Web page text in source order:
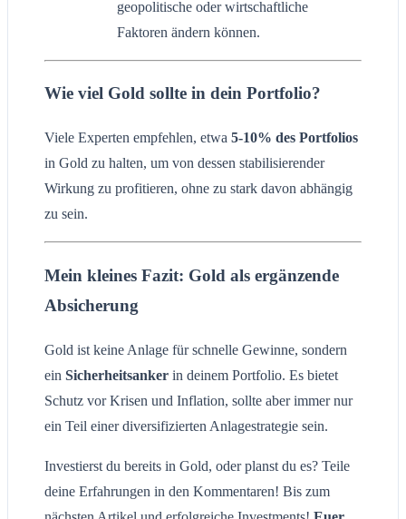
geopolitische oder wirtschaftliche
Faktoren ändern können.
Wie viel Gold sollte in dein Portfolio?
Viele Experten empfehlen, etwa 5-10% des Portfolios
in Gold zu halten, um von dessen stabilisierender
Wirkung zu profitieren, ohne zu stark davon abhängig
zu sein.
Mein kleines Fazit: Gold als ergänzende
Absicherung
Gold ist keine Anlage für schnelle Gewinne, sondern
ein Sicherheitsanker in deinem Portfolio. Es bietet
Schutz vor Krisen und Inflation, sollte aber immer nur
ein Teil einer diversifizierten Anlagestrategie sein.
Investierst du bereits in Gold, oder planst du es? Teile
deine Erfahrungen in den Kommentaren! Bis zum